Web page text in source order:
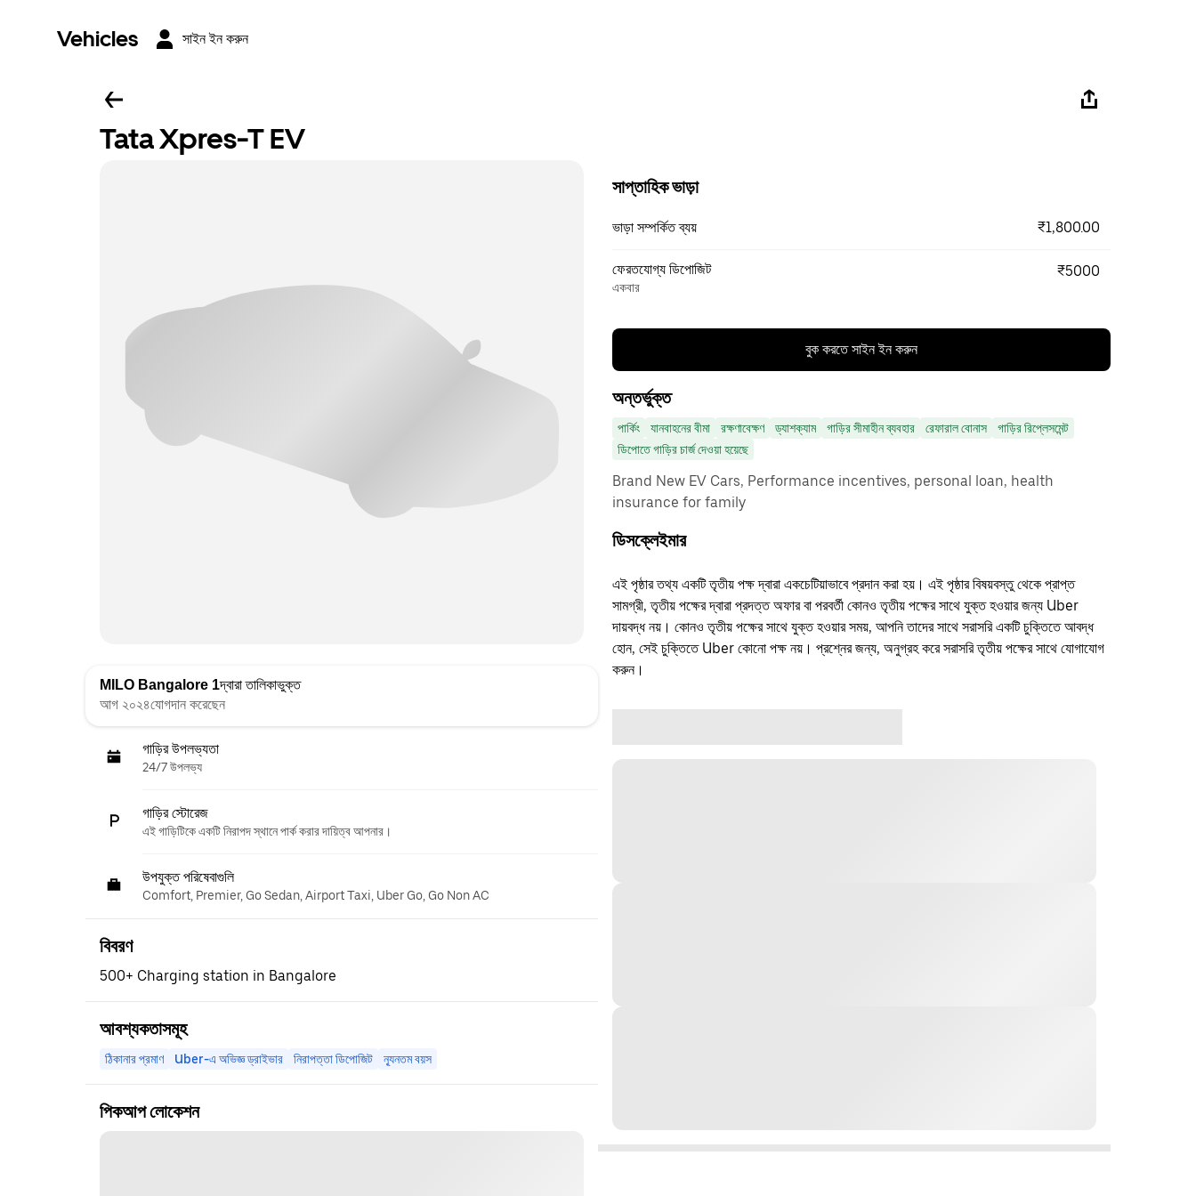
Vehicles সাইন ইন করুন
Tata Xpres-T EV
MILO Bangalore 1দ্বারা তালিকাভুক্ত
আগ ২০২৪যোগদান করেছেন
গাড়ির উপলভ্যতা
24/7 উপলভ্য
গাড়ির স্টোরেজ
এই গাড়িটিকে একটি নিরাপদ স্থানে পার্ক করার দায়িত্ব আপনার।
উপযুক্ত পরিষেবাগুলি
Comfort, Premier, Go Sedan, Airport Taxi, Uber Go, Go Non AC
বিবরণ
500+ Charging station in Bangalore
আবশ্যকতাসমূহ
ঠিকানার প্রমাণ Uber-এ অভিজ্ঞ ড্রাইভার নিরাপত্তা ডিপোজিট ন্যূনতম বয়স
পিকআপ লোকেশন
সাপ্তাহিক ভাড়া
ভাড়া সম্পর্কিত ব্যয় ₹1,800.00
ফেরতযোগ্য ডিপোজিট
একবার
₹5000
বুক করতে সাইন ইন করুন
অন্তর্ভুক্ত
পার্কিং যানবাহনের বীমা রক্ষণাবেক্ষণ ড্যাশক্যাম গাড়ির সীমাহীন ব্যবহার রেফারাল বোনাস
গাড়ির রিপ্লেসমেন্ট
ডিপোতে গাড়ির চার্জ দেওয়া হয়েছে
Brand New EV Cars, Performance incentives, personal loan, health
insurance for family
ডিসক্লেইমার
এই পৃষ্ঠার তথ্য একটি তৃতীয় পক্ষ দ্বারা একচেটিয়াভাবে প্রদান করা হয়। এই পৃষ্ঠার বিষয়বস্তু থেকে প্রাপ্ত
সামগ্রী, তৃতীয় পক্ষের দ্বারা প্রদত্ত অফার বা পরবর্তী কোনও তৃতীয় পক্ষের সাথে যুক্ত হওয়ার জন্য Uber
দায়বদ্ধ নয়। কোনও তৃতীয় পক্ষের সাথে যুক্ত হওয়ার সময়, আপনি তাদের সাথে সরাসরি একটি চুক্তিতে আবদ্ধ
হোন, সেই চুক্তিতে Uber কোনো পক্ষ নয়। প্রশ্নের জন্য, অনুগ্রহ করে সরাসরি তৃতীয় পক্ষের সাথে যোগাযোগ
করুন।